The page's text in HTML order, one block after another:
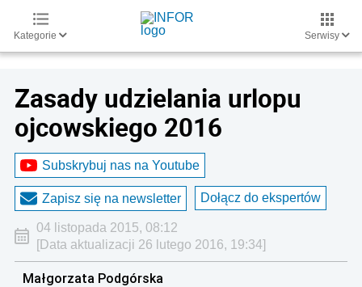
Kategorie Serwisy
Zasady udzielania urlopu
ojcowskiego 2016
Subskrybuj nas na Youtube
Zapisz się na newsletter Dołącz do ekspertów
04 listopada 2015, 08:12
[Data aktualizacji 26 lutego 2016, 19:34]
Małgorzata Podgórska